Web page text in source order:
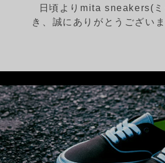
日頃よりmita sneakers(
き、誠にありがとうござい